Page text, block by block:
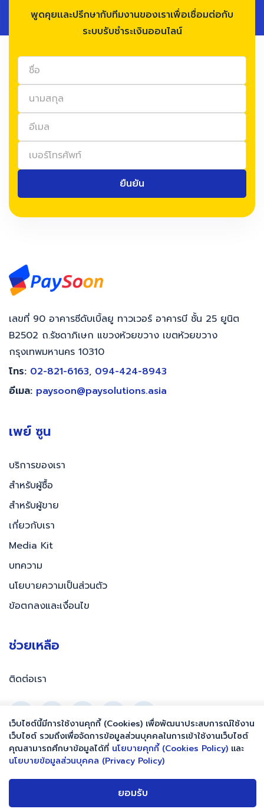
พูดคุยเเละปรึกษากับทีมงานของเราเพื่อเชื่อมต่อกับ
ระบบรับชำระเงินออนไลน์
ยืนยัน
เว็บไซต์นี้มีการใช้งานคุกกี้ (Cookies) เพื่อพัฒนาประสบการณ์ใช้งาน
เว็บไซต์ รวมถึงเพื่อจัดการข้อมูลส่วนบุคคลในการเข้าใช้งานเว็บไซต์
คุณสามารถศึกษาข้อมูลได้ที่ นโยบายคุกกี้ (Cookies Policy) เเละ
นโยบายข้อมูลส่วนบุคคล (Privacy Policy)
ยอมรับ
เลขที่ 90 อาคารซีดับเบิ้ลยู ทาวเวอร์ อาคารบี ชั้น 25 ยูนิต
B2502 ถ.รัชดาภิเษก แขวงห้วยขวาง เขตห้วยขวาง
กรุงเทพมหานคร 10310
โทร: 02-821-6163, 094-424-8943
อีเมล: paysoon@paysolutions.asia
เพย์ ซูน
บริการของเรา
สำหรับผู้ซื้อ
สำหรับผู้ขาย
เกี่ยวกับเรา
Media Kit
บทความ
นโยบายความเป็นส่วนตัว
ข้อตกลงและเงื่อนไข
ช่วยเหลือ
ติดต่อเรา
Copyright ©2026 PaySoon | All rights reserved